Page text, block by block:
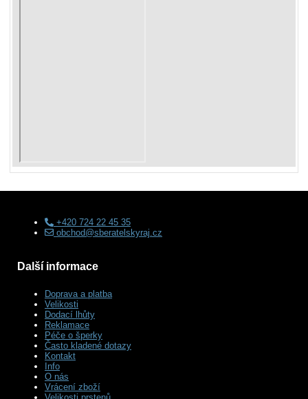
+420 724 22 45 35
obchod@sberatelskyraj.cz
Další informace
Doprava a platba
Velikosti
Dodací lhůty
Reklamace
Péče o šperky
Často kladené dotazy
Kontakt
Info
O nás
Vrácení zboží